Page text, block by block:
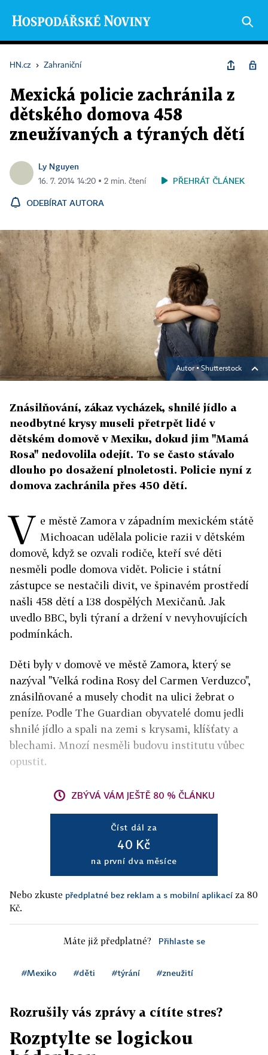
HN.cz › Zahraniční
Mexická policie zachránila z
dětského domova 458
zneužívaných a týraných dětí
Ly Nguyen
16. 7. 2014 14:20 ▪ 2 min. čtení PŘEHRÁT ČLÁNEK
ODEBÍRAT AUTORA
Autor ▪Shutterstock
Znásilňování, zákaz vycházek, shnilé jídlo a
neodbytné krysy museli přetrpět lidé v
dětském domově v Mexiku, dokud jim "Mamá
Rosa" nedovolila odejít. To se často stávalo
dlouho po dosažení plnoletosti. Policie nyní z
domova zachránila přes 450 dětí.
V e městě Zamora v západním mexickém státě
Michoacan udělala policie razii v dětském
domově, když se ozvali rodiče, kteří své děti
nesměli podle domova vidět. Policie i státní
zástupce se nestačili divit, ve špinavém prostředí
našli 458 dětí a 138 dospělých Mexičanů. Jak
uvedlo BBC, byli týraní a držení v nevyhovujících
podmínkách.
Děti byly v domově ve městě Zamora, který se
nazýval "Velká rodina Rosy del Carmen Verduzco",
znásilňované a musely chodit na ulici žebrat o
peníze. Podle The Guardian obyvatelé domu jedli
shnilé jídlo a spali na zemi s krysami, klíšťaty a
blechami. Mnozí nesměli budovu institutu vůbec
opustit.
ZBÝVÁ VÁM JEŠTĚ 80 % ČLÁNKU
Číst dál za
40 Kč
na první dva měsíce
Nebo zkuste předplatné bez reklam a s mobilní aplikací za 80
Kč.
Máte již předplatné? Přihlaste se
#Mexiko #děti #týrání #zneužití
Rozrušily vás zprávy a cítíte stres?
Rozptylte se logickou